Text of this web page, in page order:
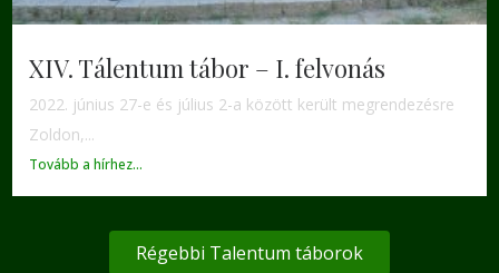
XIV. Tálentum tábor – I. felvonás
2022. június 27-e és július 2-a között került megrendezésre
Zoldon,...
Tovább a hírhez...
Régebbi Talentum táborok